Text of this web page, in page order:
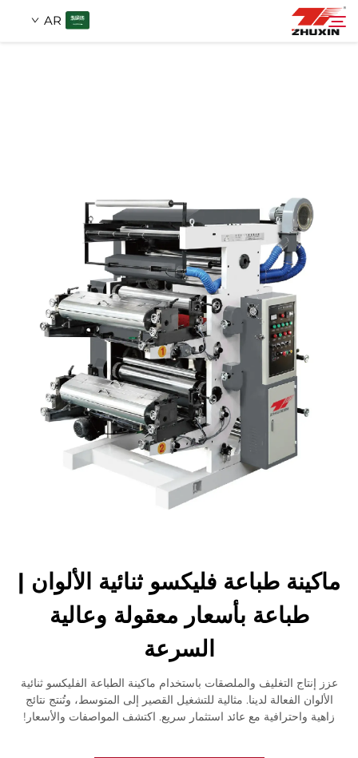
AR
شركة
الأسئلة الشائعة
ماكينة طباعة فليكسو ثنائية الألوان |
طباعة بأسعار معقولة وعالية
السرعة
عزز إنتاج التغليف والملصقات باستخدام ماكينة الطباعة الفليكسو ثنائية
الألوان الفعالة لدينا. مثالية للتشغيل القصير إلى المتوسط، وتُنتج نتائج
زاهية واحترافية مع عائد استثمار سريع. اكتشف المواصفات والأسعار!